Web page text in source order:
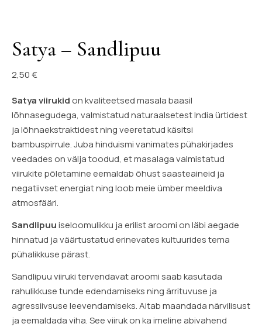
Satya – Sandlipuu
2,50€
Satya viirukid on kvaliteetsed masala baasil
lõhnasegudega, valmistatud naturaalsetest India ürtidest
ja lõhnaekstraktidest ning veeretatud käsitsi
bambuspirrule. Juba hinduismi vanimates pühakirjades
veedades on välja toodud, et masalaga valmistatud
viirukite põletamine eemaldab õhust saasteaineid ja
negatiivset energiat ning loob meie ümber meeldiva
atmosfääri.
Sandlipuuiseloomulikku ja erilist aroomi on läbi aegade
hinnatud ja väärtustatud erinevates kultuurides tema
pühalikkuse pärast.
Sandlipuu viiruki tervendavat aroomi saab kasutada
rahulikkuse tunde edendamiseks ning ärrituvuse ja
agressiivsuse leevendamiseks. Aitab maandada närvilisust
ja eemaldada viha. See viiruk on ka imeline abivahend